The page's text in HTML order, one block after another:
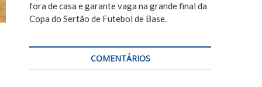
fora de casa e garante vaga na grande final da
Copa do Sertão de Futebol de Base.
COMENTÁRIOS